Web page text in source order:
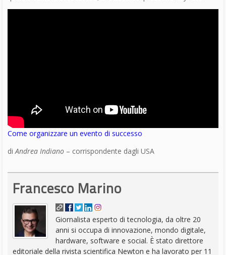
Intel Core i9-9900K le
caratteristiche del
processore per il gaming
FRANCESCO MARINO| 9 OTT 2018|HARDWARE &